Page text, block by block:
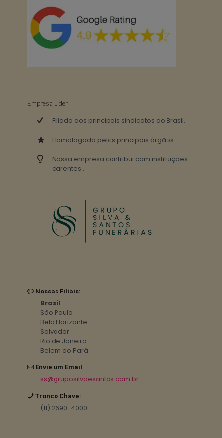
Empresa Lider
Filiada aos principais sindicatos do Brasil.
Homologada pelos principais órgãos.
Nossa empresa contribui com instituições
carentes .
Nossas Filiais:
Brasil
São Paulo
Belo Horizonte
Salvador
Rio de Janeiro
Belem do Pará
Envie um Email
ss@gruposilvaesantos.com.br
Tronco Chave:
(11) 2690-4000